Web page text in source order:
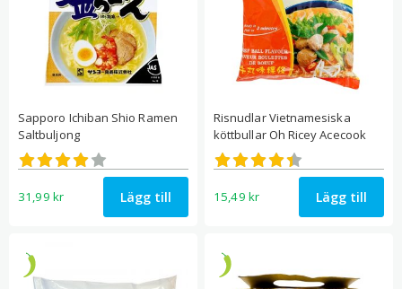
Sapporo Ichiban Shio Ramen
Saltbuljong
Betygsatt
4.00
av 5
31,99 kr Lägg till
Risnudlar Vietnamesiska
köttbullar Oh Ricey Acecook
Betygsatt
4.40
av 5
15,49 kr Lägg till